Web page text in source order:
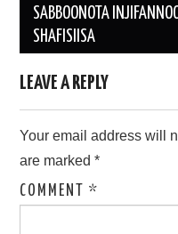
navigation
SABBOONOTA
SHAFISIISA
LEAVE A REPLY
Your email address will
are marked*
COMMENT*